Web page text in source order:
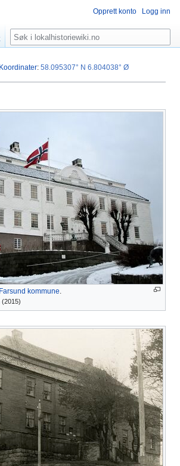
Farsund kommune
(2015)
Koordinater:58.095307° N 6.804038° Ø
Opprett konto Logg inn
Søk